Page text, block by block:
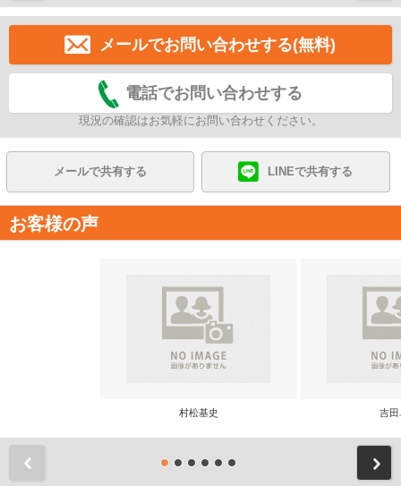
メールでお問い合わせする(無料)
電話でお問い合わせする
現況の確認はお気軽にお問い合わせください。
メールで共有する LINEで共有する
お客様の声
村松基史 吉田